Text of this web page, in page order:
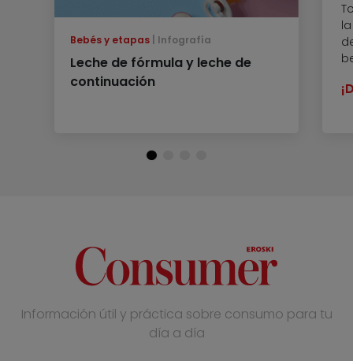
Bebés y etapas Infografía
Leche de fórmula y leche de
continuación
Información útil y práctica sobre consumo para tu
día a día